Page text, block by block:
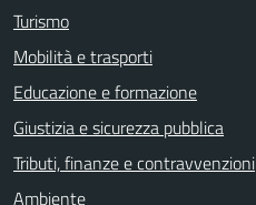
Turismo
Mobilità e trasporti
Educazione e formazione
Giustizia e sicurezza pubblica
Tributi, finanze e contravvenzioni
Ambiente